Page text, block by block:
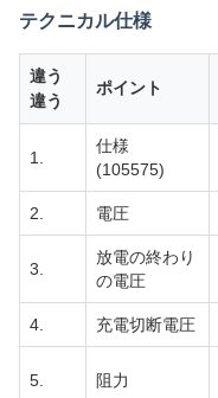
テクニカル仕様
違う
違う
ポイント
1.
仕様
(105575)
2. 電圧
3.
放電の終わり
の電圧
4. 充電切断電圧
5. 阻力